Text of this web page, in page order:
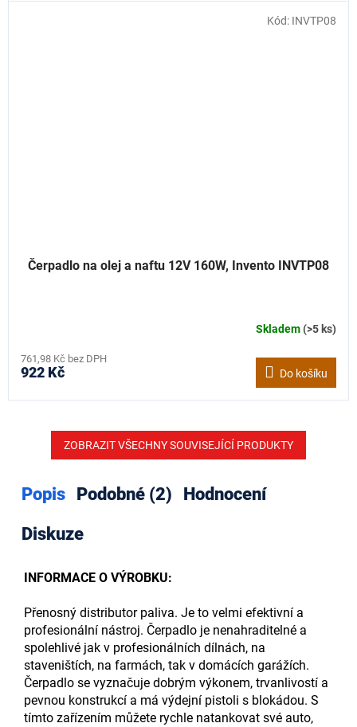
Čerpadlo na olej a naftu 12V 160W, Invento INVTP08
Skladem(>5 ks)
761,98 Kč bez DPH
922 Kč Do košíku
Kód: INVTP08
ZOBRAZIT VŠECHNY SOUVISEJÍCÍ PRODUKTY
Popis Podobné (2)
Hodnocení
Diskuze
INFORMACE O VÝROBKU:
Přenosný distributor paliva. Je to velmi efektivní a
profesionální nástroj. Čerpadlo je nenahraditelné a
spolehlivé jak v profesionálních dílnách, na
staveništích, na farmách, tak v domácích garážích.
Čerpadlo se vyznačuje dobrým výkonem, trvanlivostí a
pevnou konstrukcí a má výdejní pistoli s blokádou. S
tímto zařízením můžete rychle natankovat své auto,